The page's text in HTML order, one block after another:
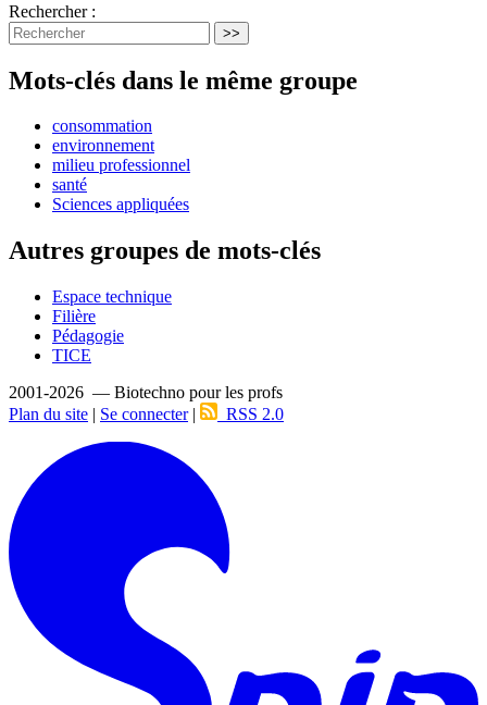
Rechercher :
>>
Mots-clés dans le même groupe
consommation
environnement
milieu professionnel
santé
Sciences appliquées
Autres groupes de mots-clés
Espace technique
Filière
Pédagogie
TICE
2001-2026 — Biotechno pour les profs
Plan du site | Se connecter| RSS 2.0